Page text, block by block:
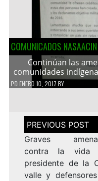
COMUNICADOS NASAACIN
Continúan las
comunidades
PD ENERO 10, 2017 BY
Navegación
de
entradas
Graves
contra la vida
presidente de la
valle y